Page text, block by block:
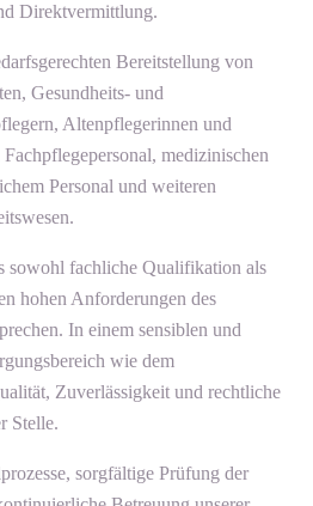
Direktvermittlung.
Bereitstellung von
Gesundheits- und
Altenpflegerinnen und
medizinischen
Personal und weiteren
sowohl fachliche Qualifikation als
hohen Anforderungen des
In einem sensiblen und
wie dem
Zuverlässigkeit und rechtliche
Stelle.
sorgfältige Prüfung der